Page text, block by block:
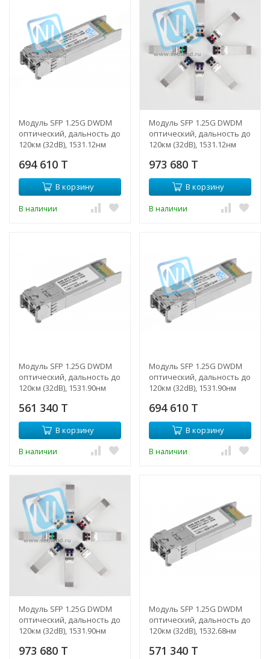
Модуль SFP 1.25G DWDM
оптический, дальность до
120км (32dB), 1531.12нм
694 610 T
В корзину
В наличии
Модуль SFP 1.25G DWDM
оптический, дальность до
120км (32dB), 1531.12нм
973 680 T
В корзину
В наличии
Модуль SFP 1.25G DWDM
оптический, дальность до
120км (32dB), 1531.90нм
561 340 T
В корзину
В наличии
Модуль SFP 1.25G DWDM
оптический, дальность до
120км (32dB), 1531.90нм
694 610 T
В корзину
В наличии
Модуль SFP 1.25G DWDM
оптический, дальность до
120км (32dB), 1531.90нм
973 680 T
Модуль SFP 1.25G DWDM
оптический, дальность до
120км (32dB), 1532.68нм
571 340 T